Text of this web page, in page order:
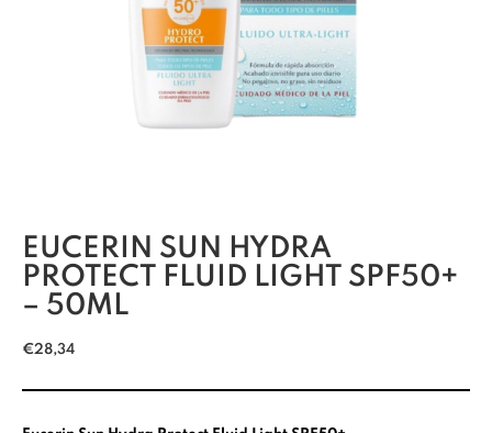
EUCERIN SUN HYDRA
PROTECT FLUID LIGHT SPF50+
– 50ML
€28,34